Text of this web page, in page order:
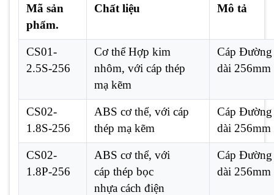
Mã sản
phẩm.
Chất liệu Mô tả
CS01-
2.5S-256
Cơ thể Hợp kim
nhôm, với cáp thép
mạ kẽm
Cáp
dài 256mm
CS02-
1.8S-256
ABS cơ thể, với cáp
thép mạ kẽm
Cáp
dài 256mm
CS02-
1.8P-256
ABS cơ thể, với
cáp thép bọc
nhựa cách điện
Cáp
dài 256mm